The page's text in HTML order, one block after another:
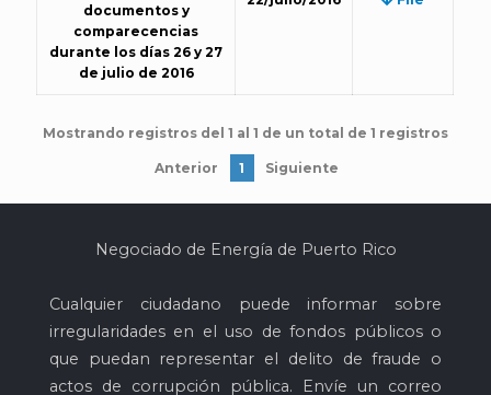
documentos y
comparecencias
durante los días 26 y 27
de julio de 2016
Mostrando registros del 1 al 1 de un total de 1 registros
Anterior 1 Siguiente
Negociado de Energía de Puerto Rico
Cualquier ciudadano puede informar sobre
irregularidades en el uso de fondos públicos o
que puedan representar el delito de fraude o
actos de corrupción pública. Envíe un correo